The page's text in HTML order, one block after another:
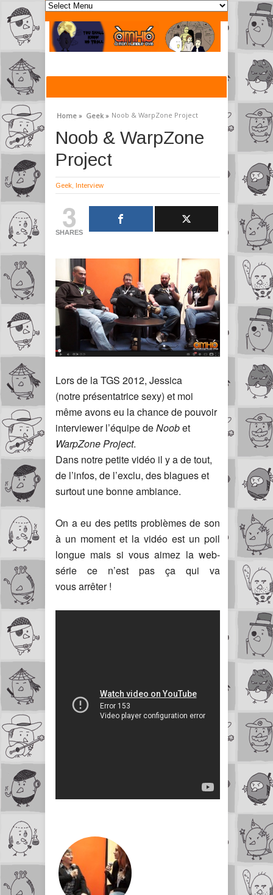
Home » Geek » Noob & WarpZone Project
Noob & WarpZone
Project
Geek Interview
3
SHARES
Lors de la TGS 2012, Jessica
(notre présentatrice sexy) et moi
même avons eu la chance de pouvoir
interviewer l’équipe deNoobet
WarpZone Project.
Dans notre petite vidéo il y a de tout,
de l’infos, de l’exclu, des blagues et
surtout une bonne ambiance.
On a eu des petits problèmes de son
à un moment et la vidéo est un poil
longue mais si vous aimez la web-
série ce n’est pas ça qui va
vous arrêter !